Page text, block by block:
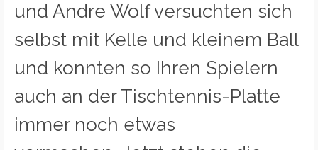
und Andre Wolf versuchten sich
selbst mit Kelle und kleinem Ball
und konnten so Ihren Spielern
auch an der Tischtennis-Platte
immer noch etwas